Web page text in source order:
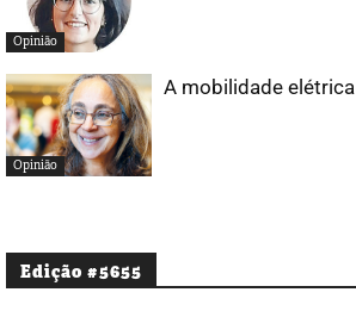
Opinião
Opinião
A mobilidade elétrica
Edição #5655